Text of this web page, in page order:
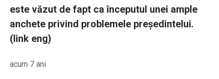
este văzut de fapt ca începutul unei ample
anchete privind problemele președintelui.
(link eng)
acum 7 ani